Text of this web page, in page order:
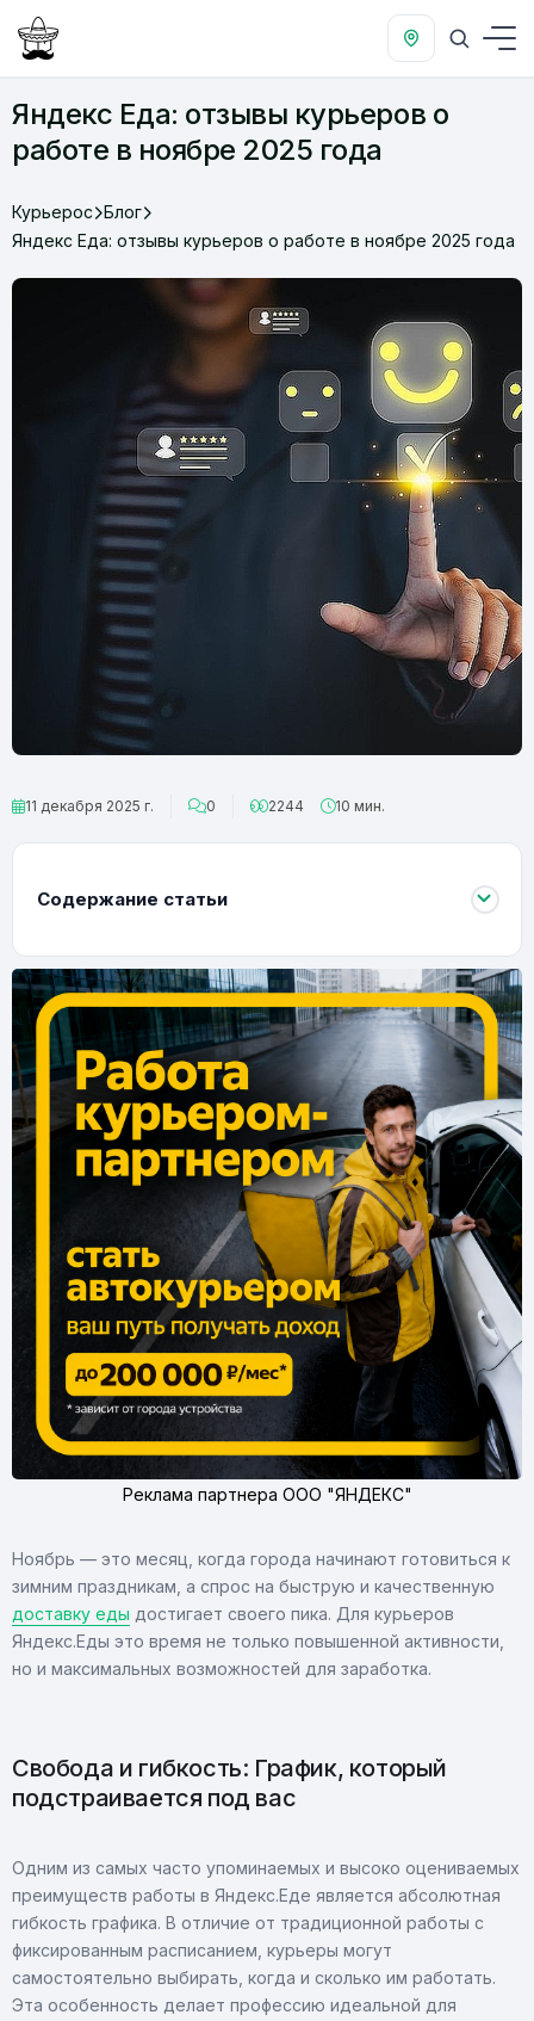
Яндекс Еда: отзывы курьеров о
работе в ноябре 2025 года
Курьерос Блог
Яндекс Еда: отзывы курьеров о работе в ноябре 2025 года
11 декабря 2025 г. 0 2244 10 мин.
Содержание статьи
Реклама партнера ООО "ЯНДЕКС"
Ноябрь — это месяц, когда города начинают готовиться к
зимним праздникам, а спрос на быструю и качественную
доставку еды достигает своего пика. Для курьеров
Яндекс.Еды это время не только повышенной активности,
но и максимальных возможностей для заработка.
Свобода и гибкость: График, который
подстраивается под вас
Одним из самых часто упоминаемых и высоко оцениваемых
преимуществ работы в Яндекс.Еде является абсолютная
гибкость графика. В отличие от традиционной работы с
фиксированным расписанием, курьеры могут
самостоятельно выбирать, когда и сколько им работать.
Эта особенность делает профессию идеальной для